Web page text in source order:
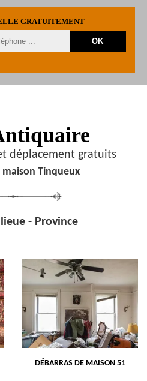
GRATUITEMENT
déplacement gratuits
maison Tinqueux
- Province
DÉBARRAS DE MAISON 51